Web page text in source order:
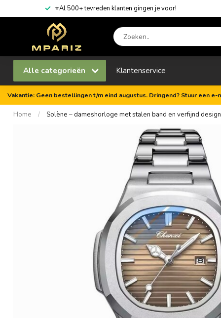
⭐Al 500+ tevreden klanten gingen je voor!
Alle categorieën Klantenservice
Vakantie: Geen bestellingen t/m eind augustus. Dringend? Stuur een e-
Home / Solène – dameshorloge met stalen band en verfijnd design